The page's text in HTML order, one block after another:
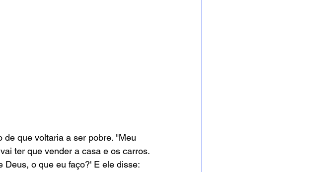
que voltaria a ser pobre. "Meu
ter que vender a casa e os carros.
Deus, o que eu faço?' E ele disse: